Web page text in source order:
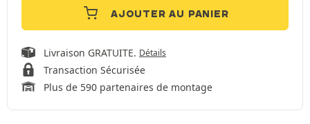
AJOUTER AU PANIER
Livraison GRATUITE. Détails
Transaction Sécurisée
Plus de 590 partenaires de montage